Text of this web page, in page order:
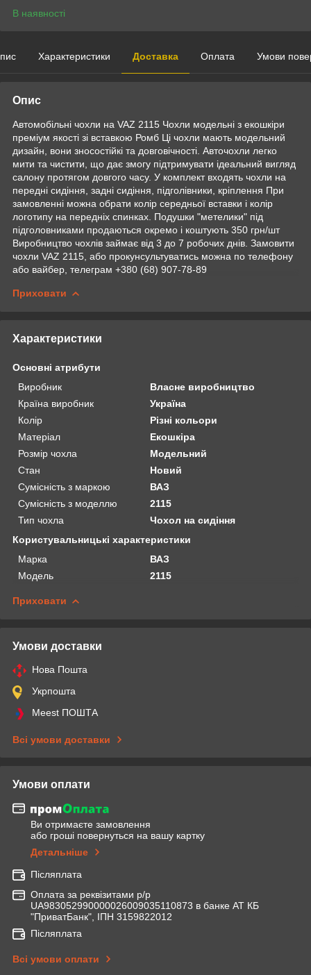
В наявності
Характеристики Доставка Оплата Умови
Опис
Автомобільні чохли на VAZ 2115 Чохли модельні з екошкіри
преміум якості зі вставкою Ромб Ці чохли мають модельний
дизайн, вони зносостійкі та довговічності. Авточохли легко
мити та чистити, що дає змогу підтримувати ідеальний вигляд
салону протягом довгого часу. У комплект входять чохли на
передні сидіння, задні сидіння, підголівники, кріплення При
замовленні можна обрати колір середньої вставки і колір
логотипу на передніх спинках. Подушки "метелики" під
підголовниками продаються окремо і коштують 350 грн/шт
Виробництво чохлів займає від 3 до 7 робочих днів. Замовити
чохли VAZ 2115, або прокунсультуватись можна по телефону
або вайбер, телеграм +380 (68) 907-78-89
Приховати
Характеристики
Основні атрибути
Виробник
Власне виробництво
Країна виробник
Україна
Колір
Різні кольори
Матеріал
Екошкіра
Розмір чохла
Модельний
Стан
Новий
Сумісність з маркою
ВАЗ
Сумісність з моделлю
2115
Тип чохла
Чохол на сидіння
Користувальницькі характеристики
Марка
ВАЗ
Модель
2115
Приховати
Умови доставки
Нова Пошта
Укрпошта
Meest ПОШТА
Всі умови доставки
Умови оплати
Ви отримаєте замовлення
або гроші повернуться на вашу картку
Детальніше
Післяплата
Оплата за реквізитами р/р
UA983052990000026009035110873 в банке АТ КБ
"ПриватБанк", ІПН 3159822012
Післяплата
Всі умови оплати